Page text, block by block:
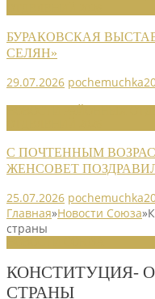
БУРАКОВСКАЯ
СЕЛЯН»
29.07.2026
С ПОЧТЕННЫМ
ЖЕНСОВЕТ
25.07.2026
Главная»Новости Союза»
страны
КОНСТИТУЦИЯ-
СТРАНЫ